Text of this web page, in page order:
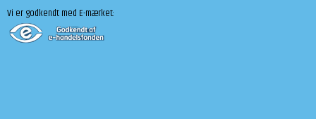
Vi er godkendt med E-mærket: